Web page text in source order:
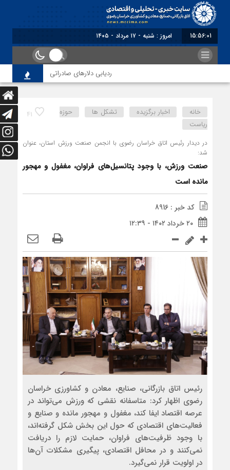
15:56:02 برابر با : Saturday - 8 August - 2026
ردیابی دلارهای صادراتی از اصلاح
41 خانه اخبار برگزیده تشکل ها
حوزه
ریاست
در دیدار رئیس اتاق خراسان رضوی با انجمن صنعت ورزش استان، عنوان
شد:
صنعت ورزش، با وجود پتانسیل‌های فراوان، مغفول و مهجور
مانده است
کد خبر : 8916
۲۰ خرداد ۱۴۰۲ - ۱۲:۳۹
رئیس اتاق بازرگانی، صنایع، معادن و کشاورزی خراسان
رضوی اظهار کرد: متاسفانه نقشی که ورزش می‌تواند در
عرصه اقتصاد ایفا کند، مغفول و مهجور مانده و صنایع و
فعالیت‌های اقتصادی که حول این بخش شکل گرفته‌اند،
با وجود ظرفیت‌های فراوان، حمایت لازم را دریافت
نمی‎‌کنند و در محافل اقتصادی، پیگیری مشکلات آن‌ها
در اولویت قرار نمی‌گیرد.